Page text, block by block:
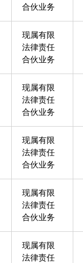
合伙业务
现属有限
法律责任
合伙业务
现属有限
法律责任
合伙业务
现属有限
法律责任
合伙业务
现属有限
法律责任
合伙业务
现属有限
法律责任